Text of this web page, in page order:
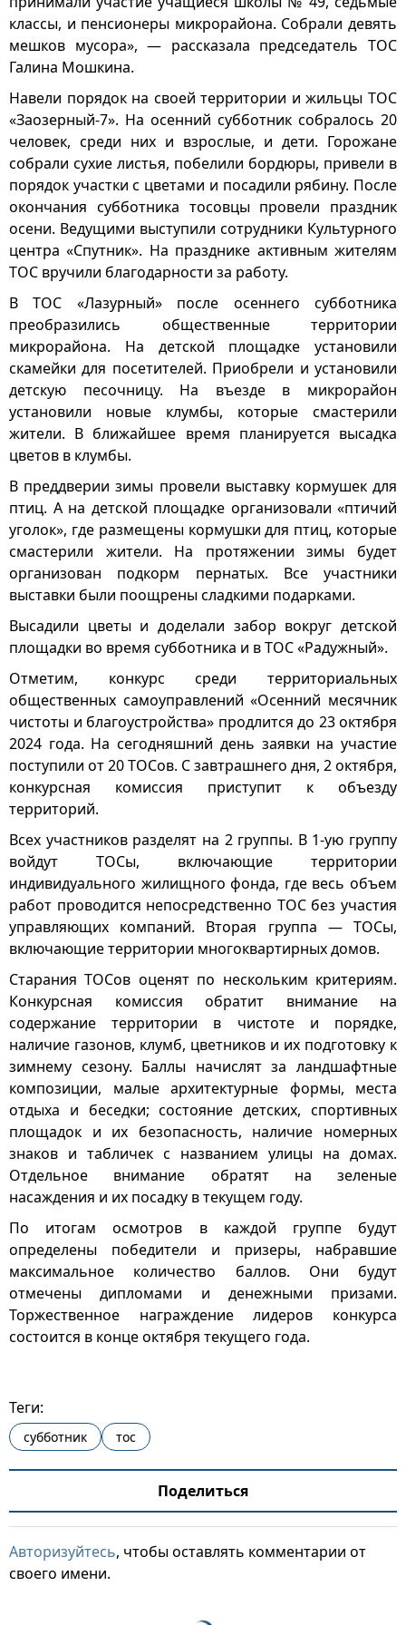
классы, и пенсионеры микрорайона. Собрали девять
мешков мусора», — рассказала председатель ТОС
Галина Мошкина.
Навели порядок на своей территории и жильцы ТОС
«Заозерный-7». На осенний субботник собралось 20
человек, среди них и взрослые, и дети. Горожане
собрали сухие листья, побелили бордюры, привели в
порядок участки с цветами и посадили рябину. После
окончания субботника тосовцы провели праздник
осени. Ведущими выступили сотрудники Культурного
центра «Спутник». На празднике активным жителям
ТОС вручили благодарности за работу.
В ТОС «Лазурный» после осеннего субботника
преобразились общественные территории
микрорайона. На детской площадке установили
скамейки для посетителей. Приобрели и установили
детскую песочницу. На въезде в микрорайон
установили новые клумбы, которые смастерили
жители. В ближайшее время планируется высадка
цветов в клумбы.
В преддверии зимы провели выставку кормушек для
птиц. А на детской площадке организовали «птичий
уголок», где размещены кормушки для птиц, которые
смастерили жители. На протяжении зимы будет
организован подкорм пернатых. Все участники
выставки были поощрены сладкими подарками.
Высадили цветы и доделали забор вокруг детской
площадки во время субботника и в ТОС «Радужный».
Отметим, конкурс среди территориальных
общественных самоуправлений «Осенний месячник
чистоты и благоустройства» продлится до 23 октября
2024 года. На сегодняшний день заявки на участие
поступили от 20 ТОСов. С завтрашнего дня, 2 октября,
конкурсная комиссия приступит к объезду
территорий.
Всех участников разделят на 2 группы. В 1-ую группу
войдут ТОСы, включающие территории
индивидуального жилищного фонда, где весь объем
работ проводится непосредственно ТОС без участия
управляющих компаний. Вторая группа — ТОСы,
включающие территории многоквартирных домов.
Старания ТОСов оценят по нескольким критериям.
Конкурсная комиссия обратит внимание на
содержание территории в чистоте и порядке,
наличие газонов, клумб, цветников и их подготовку к
зимнему сезону. Баллы начислят за ландшафтные
композиции, малые архитектурные формы, места
отдыха и беседки; состояние детских, спортивных
площадок и их безопасность, наличие номерных
знаков и табличек с названием улицы на домах.
Отдельное внимание обратят на зеленые
насаждения и их посадку в текущем году.
По итогам осмотров в каждой группе будут
определены победители и призеры, набравшие
максимальное количество баллов. Они будут
отмечены дипломами и денежными призами.
Торжественное награждение лидеров конкурса
состоится в конце октября текущего года.
Теги:
субботник тос
Поделиться
Авторизуйтесь, чтобы оставлять комментарии от
своего имени.